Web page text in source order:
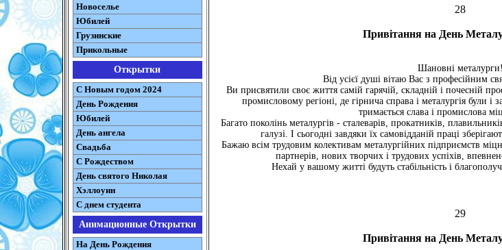
Новоселье
Юбилей
Грузинские
Прикольные
Открытки
С Новым годом 2024
День Рождения
Юбилей
День ангела
Свадьба
С Рождеством
День святого Николая
Хэллоуин
С днем студента
Анимационные Открытки
На День Рождения
28
Привітання на День
Шановні металурги!
Від усієї душі вітаю Вас з професійним
Ви присвятили своє життя самій гарячій, складній і почесній
промисловому регіоні, де гірнича справа і металургія були
тримається слава і промислова
Багато поколінь металургів - сталеварів, прокатників,
галузі. І сьогодні завдяки їх самовідданій праці
Бажаю всім трудовим колективам металургійних підприємств
партнерів, нових творчих і трудових успіхів,
Нехай у вашому житті будуть стабільність і
29
Привітання на День